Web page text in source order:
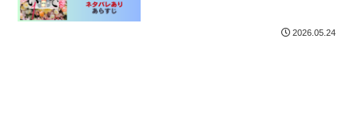
2026.05.24